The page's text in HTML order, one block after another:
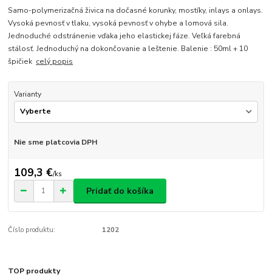
Samo-polymerizačná živica na dočasné korunky, mostíky, inlays a onlays.
Vysoká pevnosť v tlaku, vysoká pevnosť v ohybe a lomová sila.
Jednoduché odstránenie vďaka jeho elastickej fáze. Veľká farebná
stálosť. Jednoduchý na dokončovanie a leštenie. Balenie : 50ml + 10
špičiek celý popis
Varianty
Nie sme platcovia DPH
109,3 €/ks
Pridať do košíka
Číslo produktu: 1202
TOP produkty